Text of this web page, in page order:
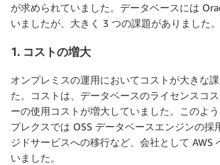
が求められていました。データベースには
いましたが、大きく 3 つの課題がありました。
1. コストの増大
オンプレミスの運用においてコストが大きな
た。コストは、データベースのライセンスコ
ーの使用コストが増大していました。このよ
プレクスでは OSS データベースエンジンの採
ジドサービスへの移行など、会社として AWS
いました。